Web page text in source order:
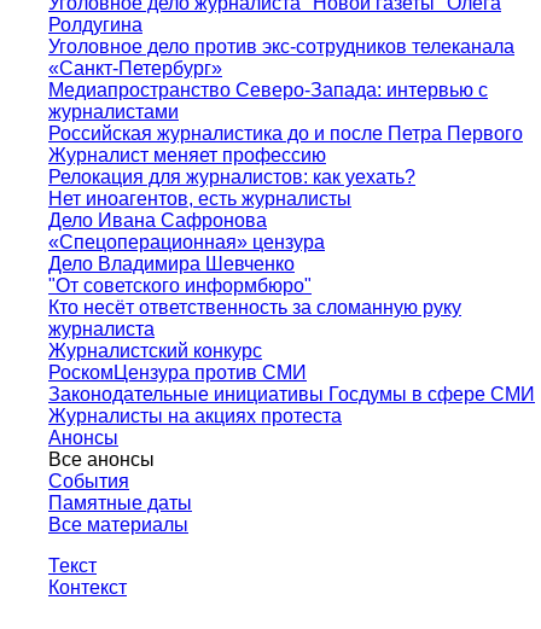
Ролдугина
Уголовное дело против экс-сотрудников телеканала
«Санкт-Петербург»
Медиапространство Северо-Запада: интервью с
журналистами
Российская журналистика до и после Петра Первого
Журналист меняет профессию
Релокация для журналистов: как уехать?
Нет иноагентов, есть журналисты
Дело Ивана Сафронова
«Спецоперационная» цензура
Дело Владимира Шевченко
"От советского информбюро"
Кто несёт ответственность за сломанную руку
журналиста
Журналистский конкурс
РоскомЦензура против СМИ
Законодательные инициативы Госдумы в сфере СМИ
Журналисты на акциях протеста
Анонсы
Все анонсы
События
Памятные даты
Все материалы
Текст
Контекст